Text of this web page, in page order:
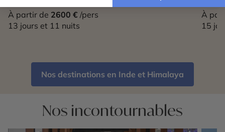
À partir de 2600 € /pers
13 jours et 11 nuits
À
15
Nos destinations en Inde et Himalaya
Nos incontournables